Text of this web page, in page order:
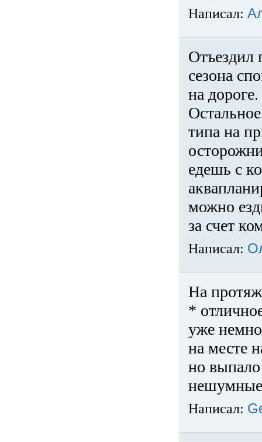
Написал:
Отъездил
сезона
на
типа на
едешь с
можно
за счет
Написал:
На
*
уже
на месте
но
нешумные
Написал: